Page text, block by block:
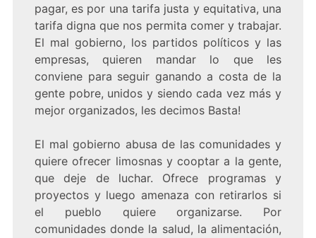
pagar, es por una tarifa justa y equitativa, una
tarifa digna que nos permita comer y trabajar.
El mal gobierno, los partidos políticos y las
empresas, quieren mandar lo que les
conviene para seguir ganando a costa de la
gente pobre, unidos y siendo cada vez más y
mejor organizados, les decimos Basta!
El mal gobierno abusa de las comunidades y
quiere ofrecer limosnas y cooptar a la gente,
que deje de luchar. Ofrece programas y
proyectos y luego amenaza con retirarlos si
el pueblo quiere organizarse. Por
comunidades donde la salud, la alimentación,